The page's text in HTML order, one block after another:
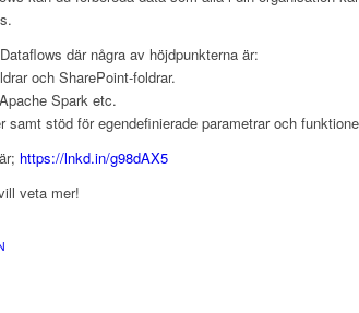
där några av höjdpunkterna är:
och SharePoint-foldrar.
Spark etc.
stöd för egendefinierade parametrar och
https://lnkd.in/g98dAX5
veta mer!